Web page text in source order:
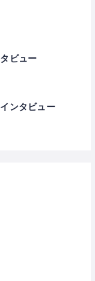
ビュー
ンタビュー